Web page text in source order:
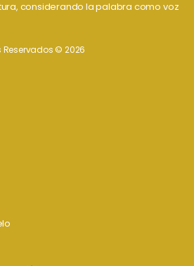
considerando la palabra como voz
Reservados © 2026